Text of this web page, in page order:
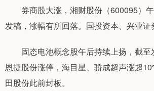
券商股大涨，湘财股份（600095）午
发稿，涨幅有所回落。国投资本、兴业证
固态电池概念股午后持续上扬，截至
恩捷股份涨停，海目星、骄成超声涨超
田股份此前封板。